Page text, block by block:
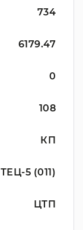
734
6179.47
0
108
КП
ТЕЦ-5 (011)
ЦТП